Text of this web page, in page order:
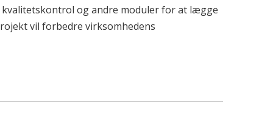
og andre moduler for at lægge
vil forbedre virksomhedens